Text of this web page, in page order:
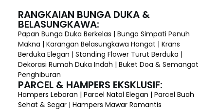
RANGKAIAN BUNGA DUKA &
BELASUNGKAWA:
Papan Bunga Duka Berkelas | Bunga Simpati Penuh
Makna | Karangan Belasungkawa Hangat | Krans
Berduka Elegan | Standing Flower Turut Berduka |
Dekorasi Rumah Duka Indah | Buket Doa & Semangat
Penghiburan
PARCEL & HAMPERS EKSKLUSIF:
Hampers Lebaran | Parcel Natal Elegan | Parcel Buah
Sehat & Segar | Hampers Mawar Romantis